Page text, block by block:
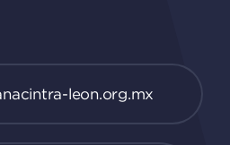
leon.org.mx